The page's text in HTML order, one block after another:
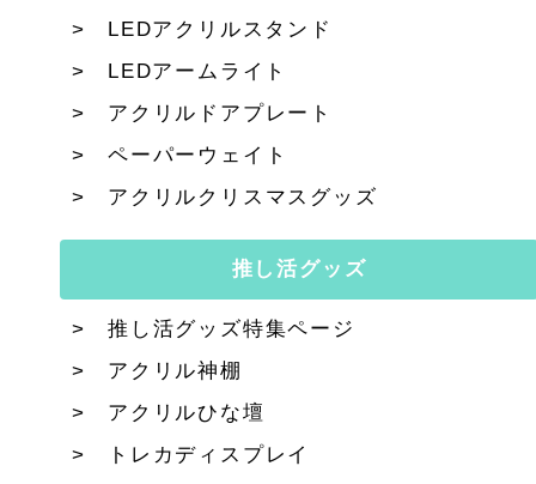
LEDアクリルスタンド
LEDアームライト
アクリルドアプレート
ペーパーウェイト
アクリルクリスマスグッズ
推し活グッズ
推し活グッズ特集ページ
アクリル神棚
アクリルひな壇
トレカディスプレイ